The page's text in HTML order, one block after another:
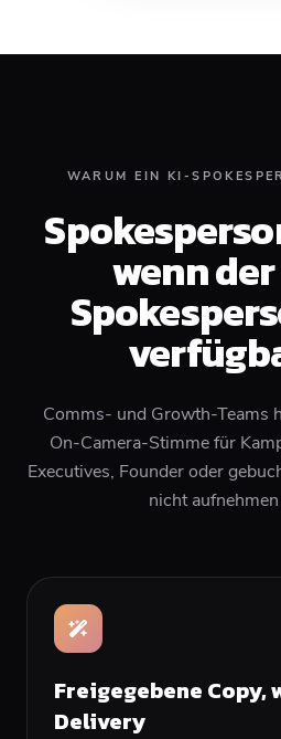
WARUM EIN KI-
wenn
Comms- und Growth-Teams
On-Camera-Stimme für
Executives, Founder oder
nicht
Freigegebene
Delivery